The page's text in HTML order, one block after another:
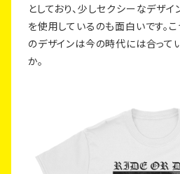
としており、少しセクシーなデザ
を使用しているのも面白いです。
のデザインは今の時代には合って
か。